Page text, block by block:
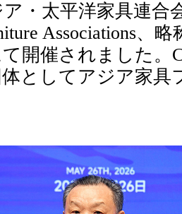
・太平洋家具連合
Associations、
開催されました。
としてアジア家具